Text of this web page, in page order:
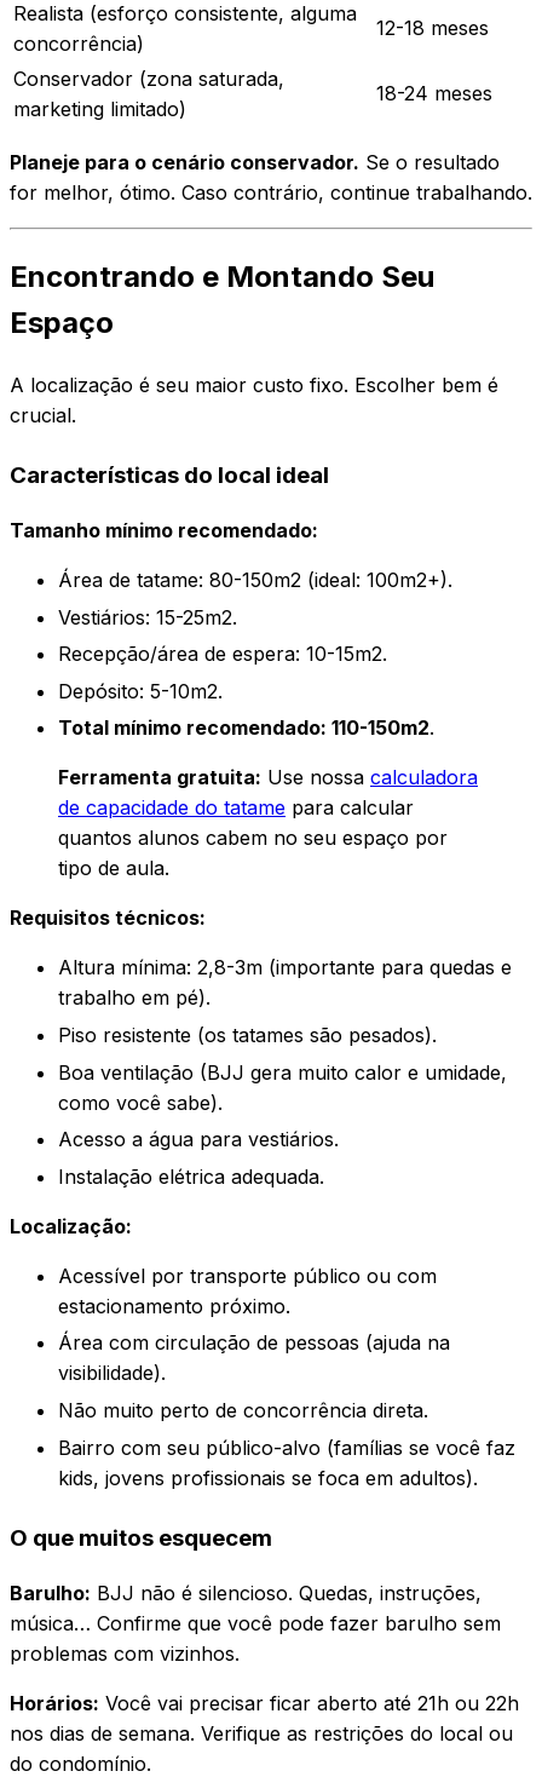
Realista (esforço consistente, alguma
concorrência)
12-18 meses
Conservador (zona saturada,
marketing limitado)
18-24 meses
Planeje para o cenário conservador. Se o resultado
for melhor, ótimo. Caso contrário, continue trabalhando.
Encontrando e Montando Seu
Espaço
A localização é seu maior custo fixo. Escolher bem é
crucial.
Características do local ideal
Tamanho mínimo recomendado:
Área de tatame: 80-150m2 (ideal: 100m2+).
Vestiários: 15-25m2.
Recepção/área de espera: 10-15m2.
Depósito: 5-10m2.
Total mínimo recomendado: 110-150m2.
Ferramenta gratuita: Use nossa calculadora
de capacidade do tatame para calcular
quantos alunos cabem no seu espaço por
tipo de aula.
Requisitos técnicos:
Altura mínima: 2,8-3m (importante para quedas e
trabalho em pé).
Piso resistente (os tatames são pesados).
Boa ventilação (BJJ gera muito calor e umidade,
como você sabe).
Acesso a água para vestiários.
Instalação elétrica adequada.
Localização:
Acessível por transporte público ou com
estacionamento próximo.
Área com circulação de pessoas (ajuda na
visibilidade).
Não muito perto de concorrência direta.
Bairro com seu público-alvo (famílias se você faz
kids, jovens profissionais se foca em adultos).
O que muitos esquecem
Barulho: BJJ não é silencioso. Quedas, instruções,
música… Confirme que você pode fazer barulho sem
problemas com vizinhos.
Horários: Você vai precisar ficar aberto até 21h ou 22h
nos dias de semana. Verifique as restrições do local ou
do condomínio.